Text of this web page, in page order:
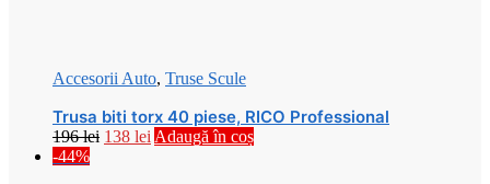
Accesorii Auto, Truse Scule
Trusa biti torx 40 piese, RICO Professional
196lei Prețul
138 lei Prețul
Adaugă în coș
-44%